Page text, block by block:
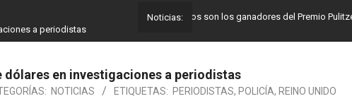
a periodistas
Noticias:
Lo mejor del periodismo: Estos son los ganadores del Premio Pulitzer 2024
en investigaciones a periodistas
NOTICIAS ETIQUETAS: PERIODISTAS, POLICÍA, REINO UNIDO